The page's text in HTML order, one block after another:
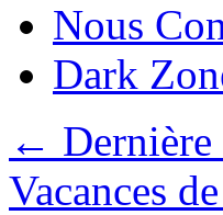
Nous
Dark
← Dernière
Vacances